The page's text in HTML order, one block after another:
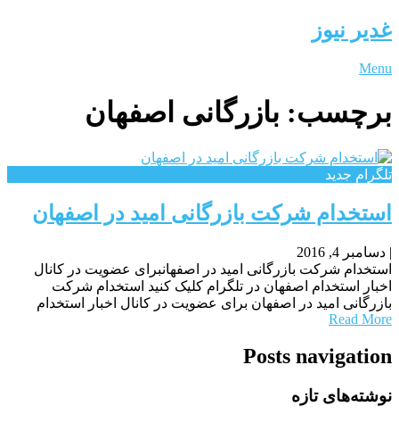
غدیر نیوز
Menu
برچسب: بازرگانی اصفهان
تلگرام جدید
استخدام شرکت بازرگانی امید در اصفهان
| دسامبر 4, 2016
استخدام شرکت بازرگانی امید در اصفهانبرای عضویت در کانال
اخبار استخدام اصفهان در تلگرام کلیک کنید استخدام شرکت
بازرگانی امید در اصفهان برای عضویت در کانال اخبار استخدام
Read More
Posts navigation
نوشته‌های تازه